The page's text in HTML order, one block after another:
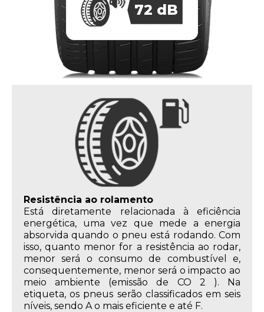
72 dB
Resistência ao rolamento
Está diretamente relacionada à eficiência
energética, uma vez que mede a energia
absorvida quando o pneu está rodando. Com
isso, quanto menor for a resistência ao rodar,
menor será o consumo de combustível e,
consequentemente, menor será o impacto ao
meio ambiente (emissão de CO 2 ). Na
etiqueta, os pneus serão classificados em seis
níveis, sendo A o mais eficiente e até F.